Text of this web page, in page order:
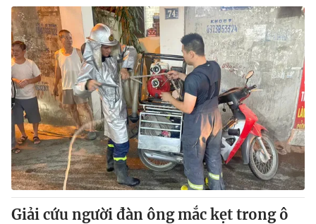
Giải cứu người đàn ông mắc kẹt trong ô